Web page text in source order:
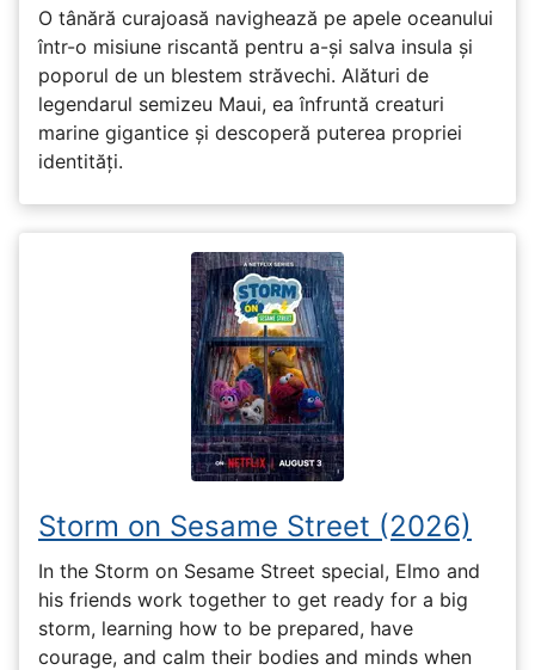
O tânără curajoasă navighează pe apele oceanului
într-o misiune riscantă pentru a-și salva insula și
poporul de un blestem străvechi. Alături de
legendarul semizeu Maui, ea înfruntă creaturi
marine gigantice și descoperă puterea propriei
identități.
Storm on Sesame Street (2026)
In the Storm on Sesame Street special, Elmo and
his friends work together to get ready for a big
storm, learning how to be prepared, have
courage, and calm their bodies and minds when